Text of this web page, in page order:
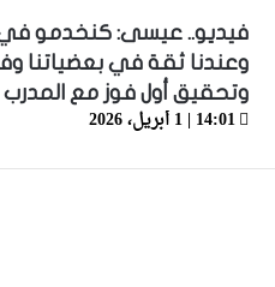
فيديو.. عيسى: كنخدمو في
وعندنا ثقة في بعضياتنا
وتحقيق أول فوز مع المدرب
14:01 | 1 أبريل، 2026